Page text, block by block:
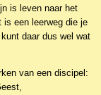
is leven naar het
is een leerweg die je
daar dus wel wat
van een discipel: